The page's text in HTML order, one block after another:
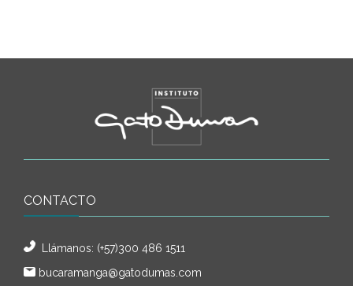
CONTACTO
Llámanos: (+57)300 486 1511
bucaramanga@gatodumas.com